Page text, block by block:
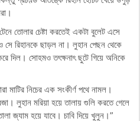
তোলার চেষ্টা করতেই একটা বুলেট এসে
সে রিহানকে ছাড়ল না। লুহান পেছন থেকে
দিল। সোহমও তৎক্ষনাৎ ছুটে গিয়ে অনিকে
মাটির নিচের এক সংকীর্ণ পথে নামল।
লুহান মরিয়া হয়ে তালায় গুলি করতে গেলে
জ্যাম হয়ে যাবে। চাবি দিয়ে খুলুন।”